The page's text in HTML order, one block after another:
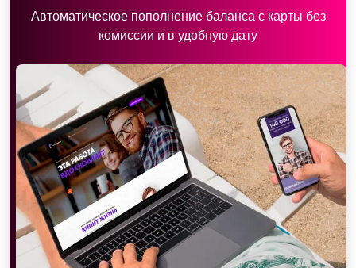
Автоматическое пополнение баланса с карты без
комиссии и в удобную дату